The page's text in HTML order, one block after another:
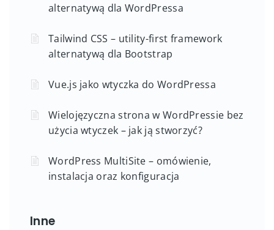
alternatywą dla WordPressa
Tailwind CSS – utility-first framework
alternatywą dla Bootstrap
Vue.js jako wtyczka do WordPressa
Wielojęzyczna strona w WordPressie bez
użycia wtyczek – jak ją stworzyć?
WordPress MultiSite – omówienie,
instalacja oraz konfiguracja
Inne